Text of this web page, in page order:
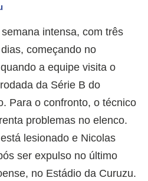
intensa, com três
começando no
a equipe visita o
da Série B do
Para o confronto, o técnico
problemas no elenco.
lesionado e Nicolas
ser expulso no último
no Estádio da Curuzu.